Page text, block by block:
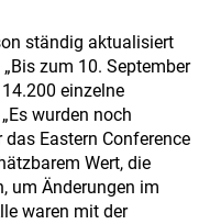
ständig aktualisiert
zum 10. September
einzelne
wurden noch
Eastern Conference
Wert, die
um Änderungen im
waren mit der